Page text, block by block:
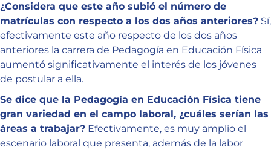
¿Considera que este año subió el número de
matrículas con respecto a los dos años anteriores? Sí,
efectivamente este año respecto de los dos años
anteriores la carrera de Pedagogía en Educación Física
aumentó significativamente el interés de los jóvenes
de postular a ella.
Se dice que la Pedagogía en Educación Física tiene
gran variedad en el campo laboral, ¿cuáles serían las
áreas a trabajar? Efectivamente, es muy amplio el
escenario laboral que presenta, además de la labor